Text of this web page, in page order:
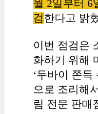
월 2일부터 6
검한다고 밝
이번 점검은
화하기 위해
‘두바이 쫀득
으로 조리해
림 전문 판매